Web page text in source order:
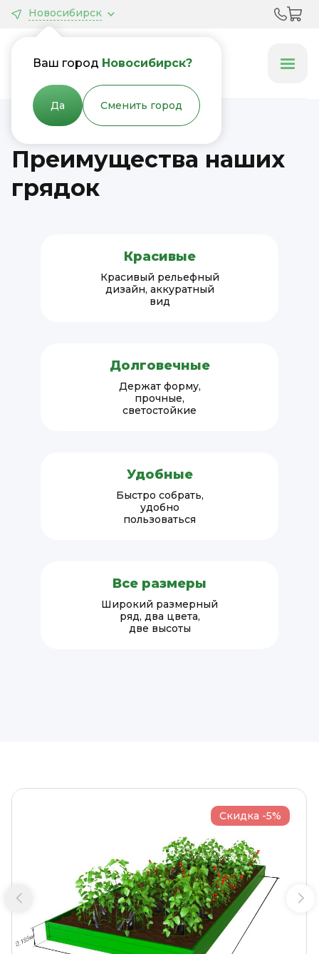
Новосибирск
Ваш город Новосибирск?
Да Сменить город
Грядки & Клумбы
Преимущества наших
грядок
Красивые
Красивый рельефный
дизайн, аккуратный
вид
Долговечные
Держат форму,
прочные,
светостойкие
Удобные
Быстро собрать,
удобно
пользоваться
Все размеры
Широкий размерный
ряд, два цвета,
две высоты
Скидка -5%